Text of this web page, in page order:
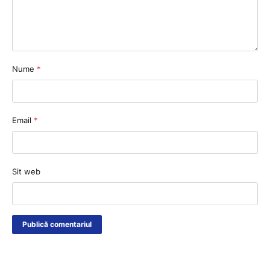
Nume *
Email *
Sit web